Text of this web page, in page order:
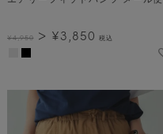
¥4,950 ¥3,850 税込